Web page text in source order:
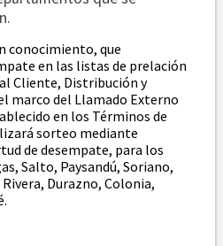
conocimiento, que
en las listas de prelación
Cliente, Distribución y
marco del Llamado Externo
en los Términos de
sorteo mediante
de desempate, para los
Salto, Paysandú, Soriano,
Durazno, Colonia,